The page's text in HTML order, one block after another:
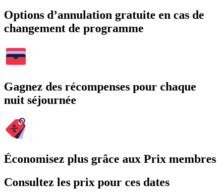
Options d’annulation gratuite en cas de
changement de programme
Gagnez des récompenses pour chaque
nuit séjournée
Économisez plus grâce aux Prix membres
Consultez les prix pour ces dates